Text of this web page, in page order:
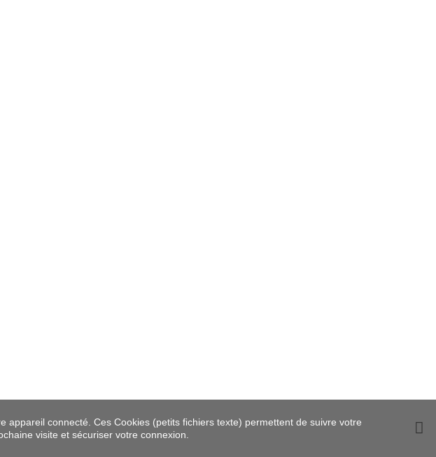
connecté. Ces Cookies (petits fichiers texte) permettent de suivre votre
visite et sécuriser votre connexion.